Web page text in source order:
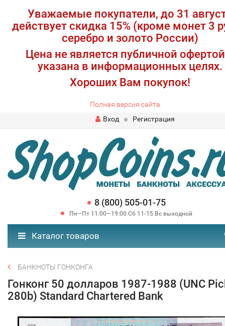
Уважаемые покупатели, до 31
действует скидка 15% (кроме монет 3
серебро и золото России)
Цена не является публичной
указана в информационных целях.
Хороших Вам покупок!
Полная версия сайта
Вход
Регистрация
8 (800) 505-01-75
Пн—Пт 11:00—19:00 Сб 11-15 Вс выходной
Каталог товаров
БАНКНОТЫ ГОНКОНГА
Гонконг 50 долларов 1987-1988 (UNC
280b) Standard Chartered Bank